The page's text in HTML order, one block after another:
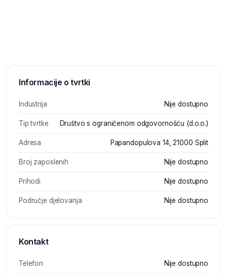
Informacije o tvrtki
Industrija Nije dostupno
Tip tvrtke Društvo s ograničenom odgovornošću (d.o.o.)
Adresa Papandopulova 14, 21000 Split
Broj zaposlenih Nije dostupno
Prihodi Nije dostupno
Područje djelovanja Nije dostupno
Kontakt
Telefon Nije dostupno